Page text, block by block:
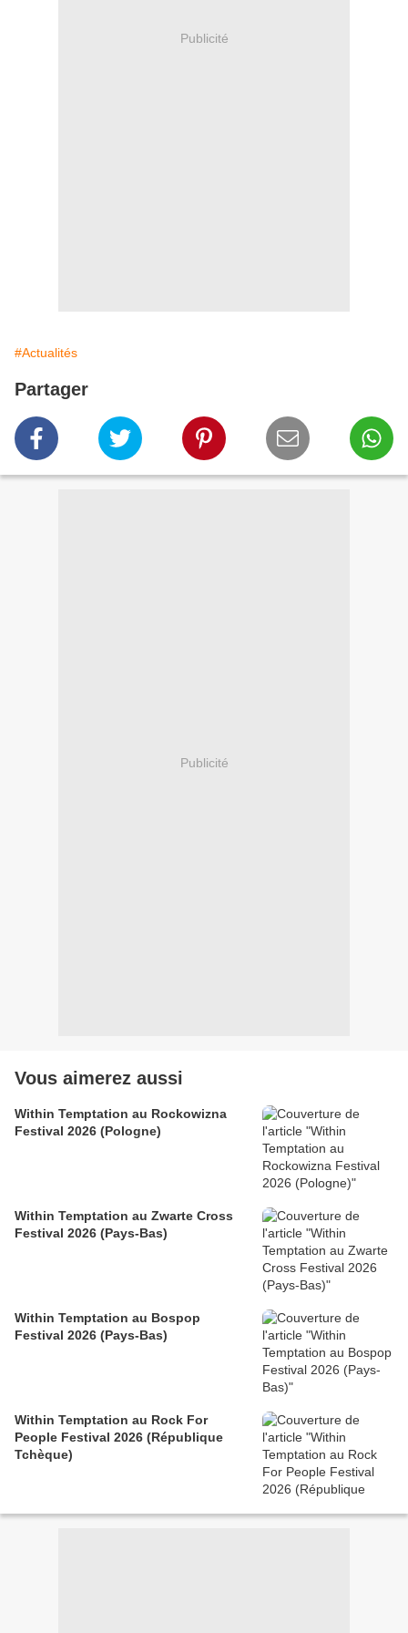
Publicité
#Actualités
Partager
Publicité
Vous aimerez aussi
Within Temptation au Rockowizna
Festival 2026 (Pologne)
Within Temptation au Zwarte Cross
Festival 2026 (Pays-Bas)
Within Temptation au Bospop
Festival 2026 (Pays-Bas)
Within Temptation au Rock For
People Festival 2026 (République
Tchèque)